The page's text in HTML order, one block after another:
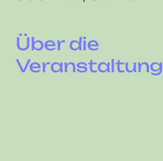
Über die
Veranstaltung